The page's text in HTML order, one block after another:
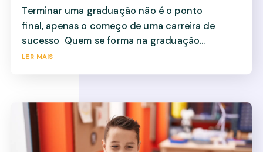
Terminar uma graduação não é o ponto
final, apenas o começo de uma carreira de
sucesso Quem se forma na graduação...
ler mais